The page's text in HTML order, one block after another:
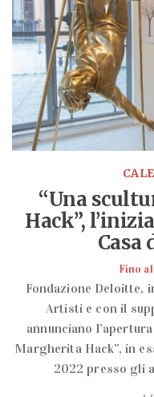
“Una
Hack”,
Fino
Fondazione Deloitte,
Artisti e con il
annunciano
Margherita Hack”, in
2022 presso gli